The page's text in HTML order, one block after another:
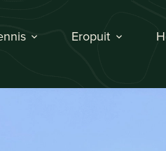
Eropuit